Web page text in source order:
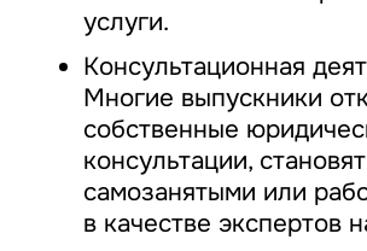
услуги.
Консультационная
Многие выпускники
собственные
консультации,
самозанятыми или
в качестве экспертов